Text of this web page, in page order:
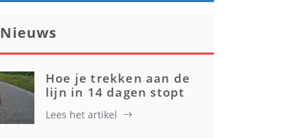
Nieuws
Hoe je trekken aan de
lijn in 14 dagen stopt
Lees het artikel